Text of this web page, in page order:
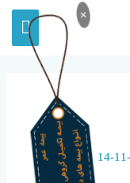
×
کشور